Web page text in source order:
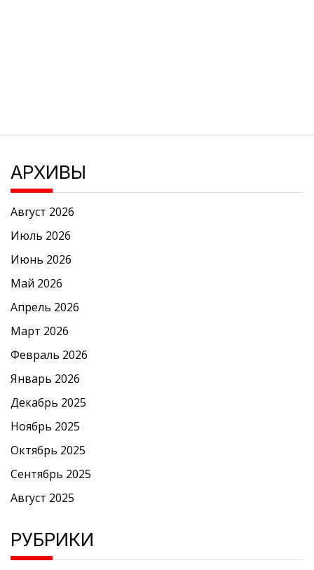
АРХИВЫ
Август 2026
Июль 2026
Июнь 2026
Май 2026
Апрель 2026
Март 2026
Февраль 2026
Январь 2026
Декабрь 2025
Ноябрь 2025
Октябрь 2025
Сентябрь 2025
Август 2025
РУБРИКИ